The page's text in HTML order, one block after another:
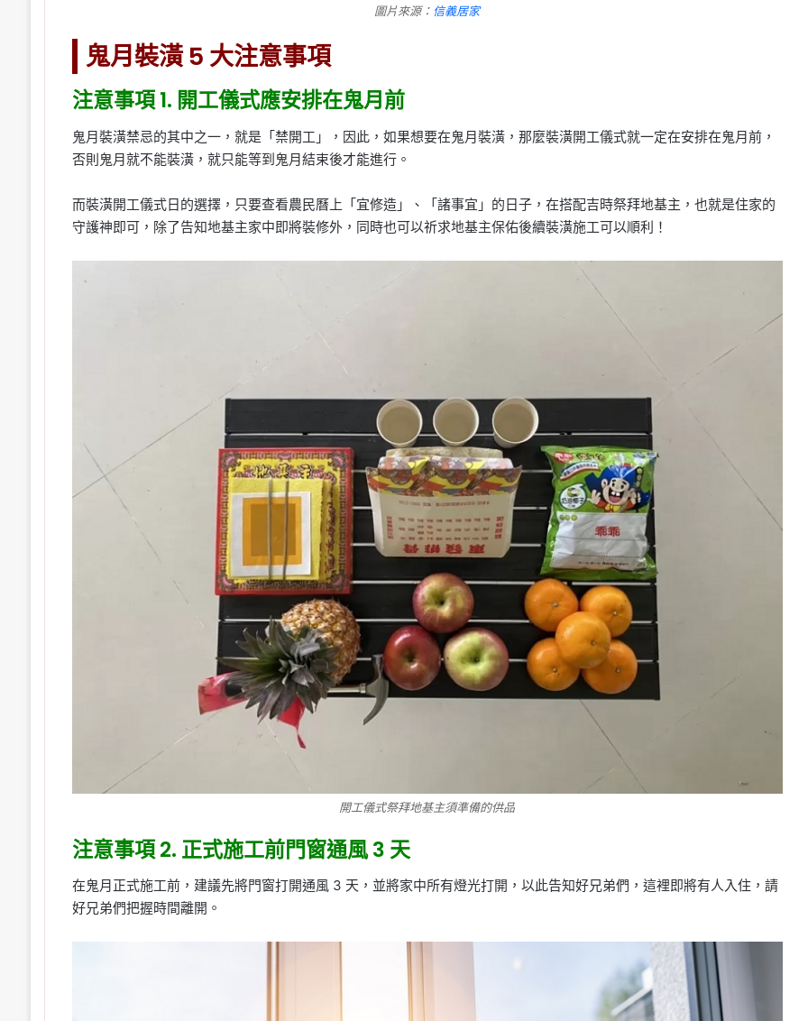
圖片來源： 信義居家
鬼月裝潢 5 大注意事項
注意事項 1. 開工儀式應安排在鬼月前
鬼月裝潢禁忌的其中之一，就是「禁開工」，因此，如果想要在鬼月裝潢，那麼裝潢開工儀式就一定在安排在鬼月前，
否則鬼月就不能裝潢，就只能等到鬼月結束後才能進行。
而裝潢開工儀式日的選擇，只要查看農民曆上「宜修造」、「諸事宜」的日子，在搭配吉時祭拜地基主，也就是住家的
守護神即可，除了告知地基主家中即將裝修外，同時也可以祈求地基主保佑後續裝潢施工可以順利！
開工儀式祭拜地基主須準備的供品
注意事項 2. 正式施工前門窗通風 3 天
在鬼月正式施工前，建議先將門窗打開通風 3 天，並將家中所有燈光打開，以此告知好兄弟們，這裡即將有人入住，請
好兄弟們把握時間離開。